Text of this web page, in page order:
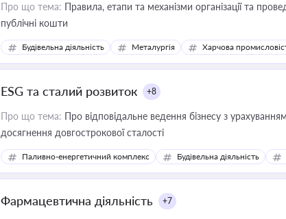
Про що тема: Правила, етапи та механізми організації та
публічні кошти
Будівельна діяльність Металургія Харчова
ESG та сталий розвиток +8
Про що тема: Про відповідальне ведення бізнесу з
досягнення довгострокової сталості
Паливно-енергетичний комплекс Будівельна діяльність
Фармацевтична діяльність +7